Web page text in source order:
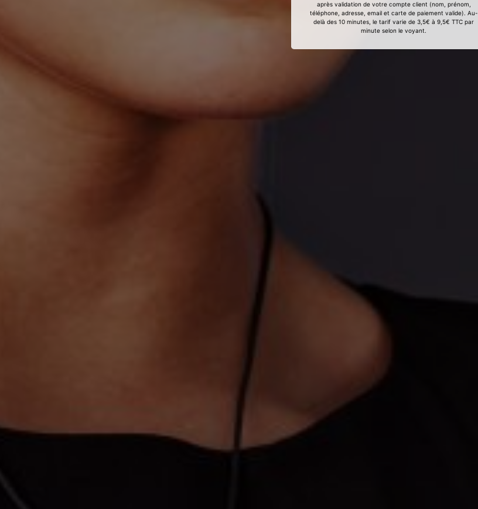
après validation de votre compte client (nom, prénom,
téléphone, adresse, email et carte de paiement valide). Au-
delà des 10 minutes, le tarif varie de 3,5€ à 9,5€ TTC par
minute selon le voyant.